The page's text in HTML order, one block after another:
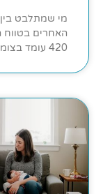
420 עומד בצומת מעניין וייחודי בתוך הקטלוג של